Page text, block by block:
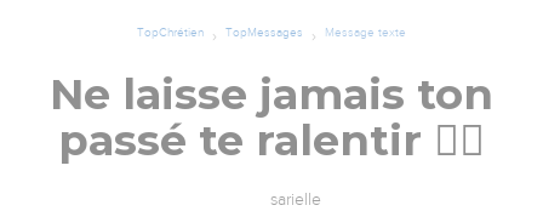
TopChrétien TopMessages Message texte
Ne laisse jamais ton
passé te ralentir 🤾‍♂️
sarielle